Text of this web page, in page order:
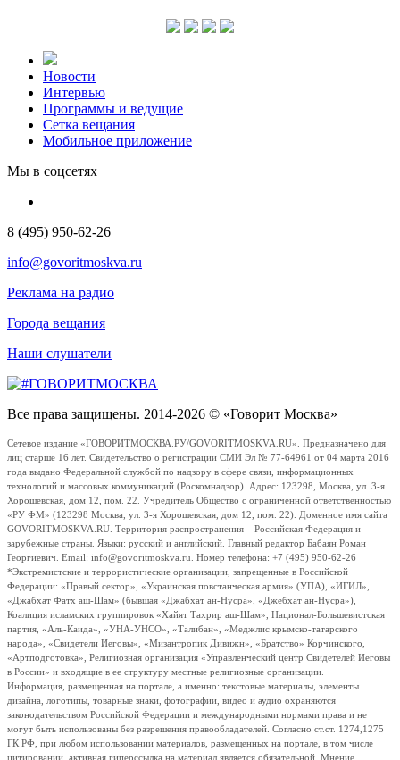
Новости
Интервью
Программы и ведущие
Сетка вещания
Мобильное приложение
Мы в соцсетях
8 (495) 950-62-26
info@govoritmoskva.ru
Реклама на радио
Города вещания
Наши слушатели
Все права защищены. 2014-2026 © «Говорит Москва»
Сетевое издание «ГОВОРИТМОСКВА.РУ/GOVORITMOSKVA.RU». Предназначено для
лиц старше 16 лет. Свидетельство о регистрации СМИ Эл № 77-64961 от 04 марта 2016
года выдано Федеральной службой по надзору в сфере связи, информационных
технологий и массовых коммуникаций (Роскомнадзор). Адрес: 123298, Москва, ул. 3-я
Хорошевская, дом 12, пом. 22. Учредитель Общество с ограниченной ответственностью
«РУ ФМ» (123298 Москва, ул. 3-я Хорошевская, дом 12, пом. 22). Доменное имя сайта
GOVORITMOSKVA.RU. Территория распространения – Российская Федерация и
зарубежные страны. Языки: русский и английский. Главный редактор Бабаян Роман
Георгиевич. Email: info@govoritmoskva.ru. Номер телефона: +7 (495) 950-62-26
*Экстремистские и террористические организации, запрещенные в Российской
Федерации: «Правый сектор», «Украинская повстанческая армия» (УПА), «ИГИЛ»,
«Джабхат Фатх аш-Шам» (бывшая «Джабхат ан-Нусра», «Джебхат ан-Нусра»),
Коалиция исламских группировок «Хайят Тахрир аш-Шам», Национал-Большевистская
партия, «Аль-Каида», «УНА-УНСО», «Талибан», «Меджлис крымско-татарского
народа», «Свидетели Иеговы», «Мизантропик Дивижн», «Братство» Корчинского,
«Артподготовка», Религиозная организация «Управленческий центр Свидетелей Иеговы
в России» и входящие в ее структуру местные религиозные организации.
Информация, размещенная на портале, а именно: текстовые материалы, элементы
дизайна, логотипы, товарные знаки, фотографии, видео и аудио охраняются
законодательством Российской Федерации и международными нормами права и не
могут быть использованы без разрешения правообладателей. Согласно ст.ст. 1274,1275
ГК РФ, при любом использовании материалов, размещенных на портале, в том числе
цитировании, активная гиперссылка на материал является обязательной. Мнение